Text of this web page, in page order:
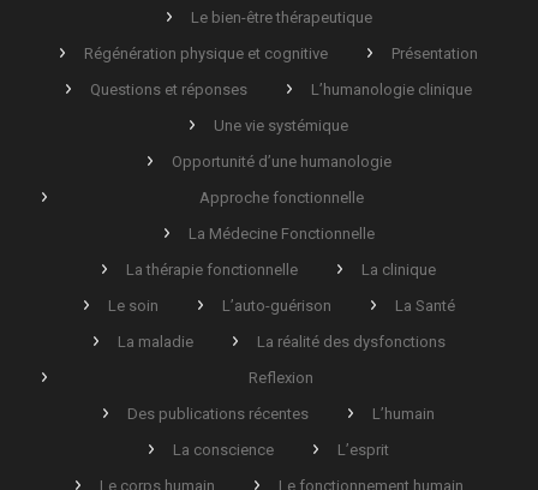
Le bien-être thérapeutique
Régénération physique et cognitive
Présentation
Questions et réponses
L’humanologie clinique
Une vie systémique
Opportunité d’une humanologie
Approche fonctionnelle
La Médecine Fonctionnelle
La thérapie fonctionnelle
La clinique
Le soin
L’auto-guérison
La Santé
La maladie
La réalité des dysfonctions
Reflexion
Des publications récentes
L’humain
La conscience
L’esprit
Le corps humain
Le fonctionnement humain